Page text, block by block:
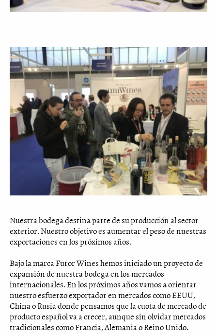
Nuestra bodega destina parte de su producción al sector
exterior. Nuestro objetivo es aumentar el peso de nuestras
exportaciones en los próximos años.
Bajo la marca Furor Wines hemos iniciado un proyecto de
expansión de nuestra bodega en los mercados
internacionales. En los próximos años vamos a orientar
nuestro esfuerzo exportador en mercados como EEUU,
China o Rusia donde pensamos que la cuota de mercado de
producto español va a crecer, aunque sin olvidar mercados
tradicionales como Francia, Alemania o Reino Unido.